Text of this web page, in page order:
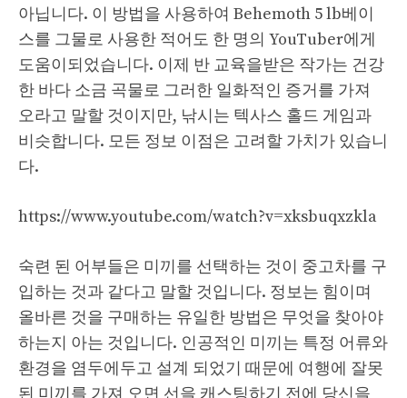
아닙니다. 이 방법을 사용하여 Behemoth 5 lb베이
스를 그물로 사용한 적어도 한 명의 YouTuber에게
도움이되었습니다. 이제 반 교육을받은 작가는 건강
한 바다 소금 곡물로 그러한 일화적인 증거를 가져
오라고 말할 것이지만, 낚시는 텍사스 홀드 게임과
비슷합니다. 모든 정보 이점은 고려할 가치가 있습니
다.
https://www.youtube.com/watch?v=xksbuqxzkla
숙련 된 어부들은 미끼를 선택하는 것이 중고차를 구
입하는 것과 같다고 말할 것입니다. 정보는 힘이며
올바른 것을 구매하는 유일한 방법은 무엇을 찾아야
하는지 아는 것입니다. 인공적인 미끼는 특정 어류와
환경을 염두에두고 설계 되었기 때문에 여행에 잘못
된 미끼를 가져 오면 선을 캐스팅하기 전에 당신을